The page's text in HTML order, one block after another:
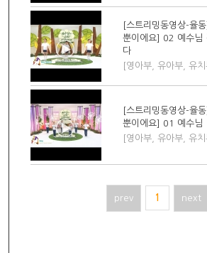
[스트리밍동영상-율
뿐이에요] 02 예수님
다
[영아부, 유아부, 유치
[스트리밍동영상-율
뿐이에요] 01 예수님
[영아부, 유아부, 유치
prev 1 next